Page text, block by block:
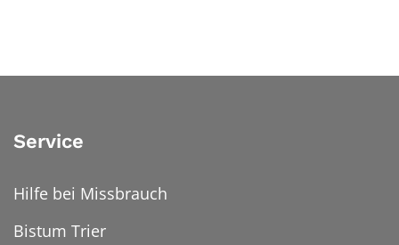
Service
Hilfe bei Missbrauch
Bistum Trier